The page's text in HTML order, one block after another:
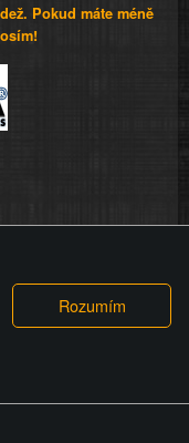
Pokud máte méně
provozovatele
nebo video na
videa nebo
uplatnit vůči
škody nebo